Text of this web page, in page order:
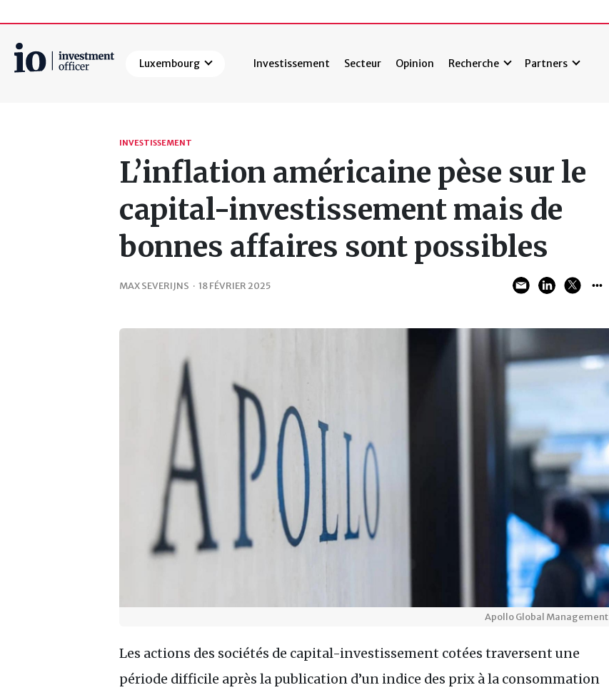
Luxembourg Investissement Secteur Opinion Recherche Partners
INVESTISSEMENT
L’inflation américaine pèse sur le
capital-investissement mais de
bonnes affaires sont possibles
MAX SEVERIJNS · 18 FÉVRIER 2025
Apollo Global Management
Les actions des sociétés de capital-investissement cotées traversent une
période difficile après la publication d’un indice des prix à la consommation